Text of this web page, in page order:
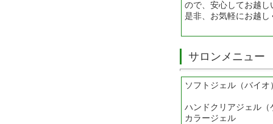
ので、安心してお越し
是非、お気軽にお越
サロンメニュー
ソフトジェル（バイオ
ハンドクリアジェル
カラージェ